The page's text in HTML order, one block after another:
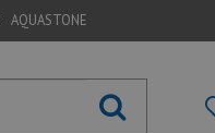
AQUASTONE